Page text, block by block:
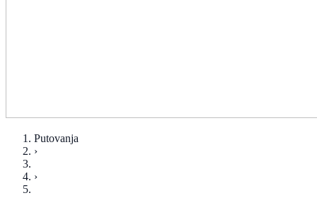
Putovanja
›
›